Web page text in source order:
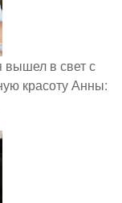
вышел в свет с
красоту Анны: